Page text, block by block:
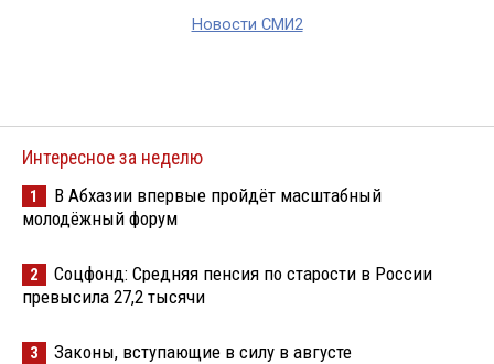
Новости СМИ2
Интересное за неделю
1
В Абхазии впервые пройдёт масштабный
молодёжный форум
2
Соцфонд: Средняя пенсия по старости в России
превысила 27,2 тысячи
3 Законы, вступающие в силу в августе